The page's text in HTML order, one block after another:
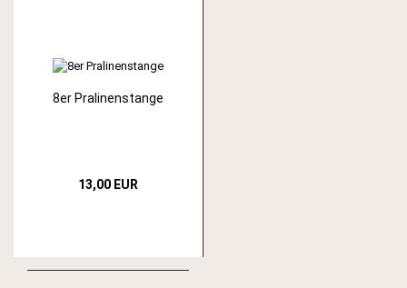
8er Pralinenstange
13,00 EUR